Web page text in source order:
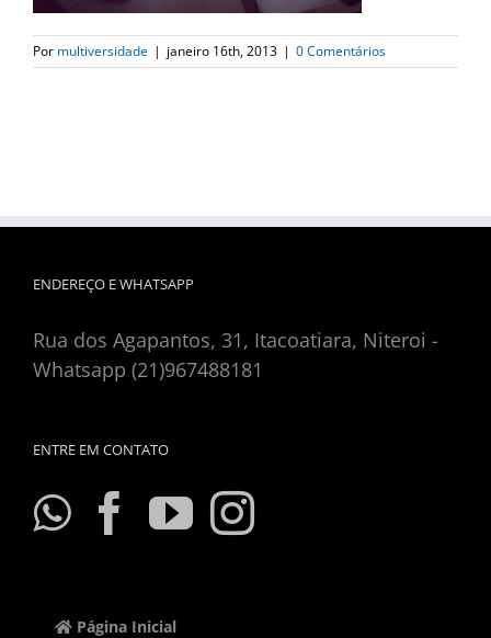
Por multiversidade | janeiro 16th, 2013 | 0 Comentários
ENDEREÇO E WHATSAPP
Rua dos Agapantos, 31, Itacoatiara, Niteroi -
Whatsapp (21)967488181
ENTRE EM CONTATO
Página Inicial